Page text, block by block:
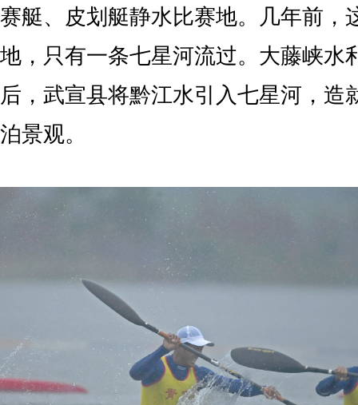
赛艇、皮划艇静水比赛地。几年前，
地，只有一条七星河流过。大藤峡水
后，武宣县将黔江水引入七星河，造
泊景观。